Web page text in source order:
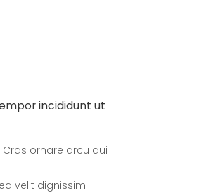
incididunt ut
ornare arcu dui
velit dignissim